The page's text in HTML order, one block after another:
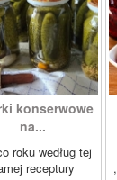
konserwowe
na...
roku według tej
receptury